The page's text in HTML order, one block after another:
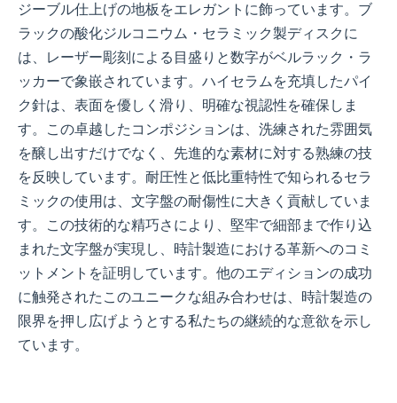
ジーブル仕上げの地板をエレガントに飾っています。ブ
ラックの酸化ジルコニウム・セラミック製ディスクに
は、レーザー彫刻による目盛りと数字がベルラック・ラ
ッカーで象嵌されています。ハイセラムを充填したパイ
ク針は、表面を優しく滑り、明確な視認性を確保しま
す。この卓越したコンポジションは、洗練された雰囲気
を醸し出すだけでなく、先進的な素材に対する熟練の技
を反映しています。耐圧性と低比重特性で知られるセラ
ミックの使用は、文字盤の耐傷性に大きく貢献していま
す。この技術的な精巧さにより、堅牢で細部まで作り込
まれた文字盤が実現し、時計製造における革新へのコミ
ットメントを証明しています。他のエディションの成功
に触発されたこのユニークな組み合わせは、時計製造の
限界を押し広げようとする私たちの継続的な意欲を示し
ています。